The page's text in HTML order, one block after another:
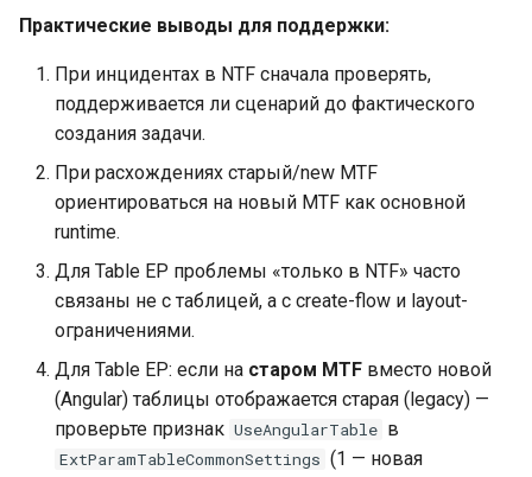
Практические выводы для поддержки:
При инцидентах в NTF сначала проверять,
поддерживается ли сценарий до фактического
создания задачи.
При расхождениях старый/new MTF
ориентироваться на новый MTF как основной
runtime.
Для Table EP проблемы «только в NTF» часто
связаны не с таблицей, а с create-flow и layout-
ограничениями.
Для Table EP: если на старом MTF вместо новой
(Angular) таблицы отображается старая (legacy) —
проверьте признак UseAngularTable в
ExtParamTableCommonSettings (1 — новая